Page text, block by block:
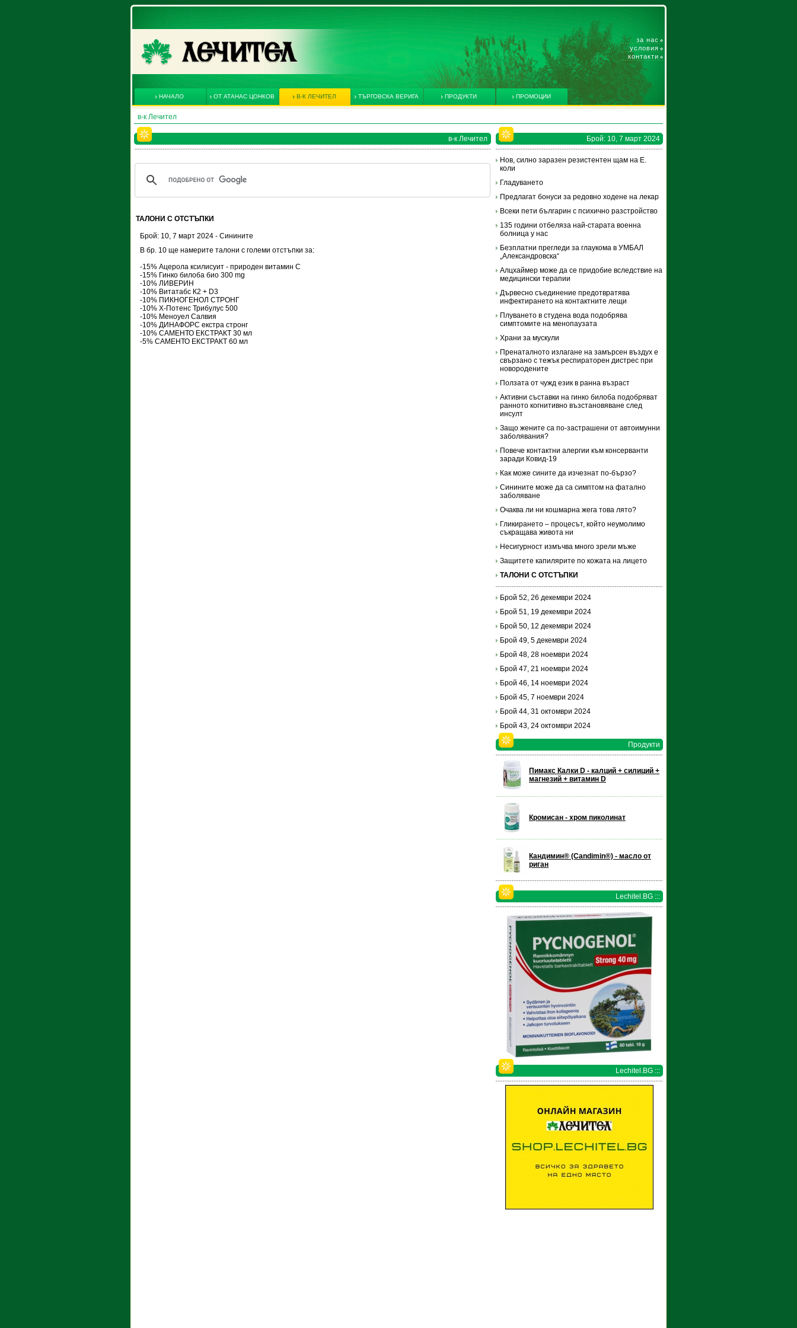
за нас
условия
контакти
НАЧАЛО ОТ АТАНАС ЦОНКОВ В-К ЛЕЧИТЕЛ ТЪРГОВСКА ВЕРИГА ПРОДУКТИ ПРОМОЦИИ
в-к Лечител
в-к Лечител
ТАЛОНИ С ОТСТЪПКИ
Брой: 10, 7 март 2024 - Синините
В бр. 10 ще намерите талони с големи отстъпки за:
-15% Ацерола ксилисуит - природен витамин С
-15% Гинко билоба био 300 mg
-10% ЛИВЕРИН
-10% Витатабс К2 + D3
-10% ПИКНОГЕНОЛ СТРОНГ
-10% Х-Потенс Трибулус 500
-10% Меноуел Салвия
-10% ДИНАФОРС екстра стронг
-10% САМЕНТО ЕКСТРАКТ 30 мл
-5% САМЕНТО ЕКСТРАКТ 60 мл
Брой: 10, 7 март 2024
Нов, силно заразен резистентен щам на Е.
коли
Гладуването
Предлагат бонуси за редовно ходене на лекар
Всеки пети българин с психично разстройство
135 години отбеляза най-старата военна
болница у нас
Безплатни прегледи за глаукома в УМБАЛ
„Александровска“
Алцхаймер може да се придобие вследствие на
медицински терапии
Дървесно съединение предотвратява
инфектирането на контактните лещи
Плуването в студена вода подобрява
симптомите на менопаузата
Храни за мускули
Пренаталното излагане на замърсен въздух е
свързано с тежък респираторен дистрес при
новородените
Ползата от чужд език в ранна възраст
Активни съставки на гинко билоба подобряват
ранното когнитивно възстановяване след
инсулт
Защо жените са по-застрашени от автоимунни
заболявания?
Повече контактни алергии към консерванти
заради Ковид-19
Как може сините да изчезнат по-бързо?
Синините може да са симптом на фатално
заболяване
Очаква ли ни кошмарна жега това лято?
Гликирането – процесът, който неумолимо
съкращава живота ни
Несигурност измъчва много зрели мъже
Защитете капилярите по кожата на лицето
ТАЛОНИ С ОТСТЪПКИ
Брой 52, 26 декември 2024
Брой 51, 19 декември 2024
Брой 50, 12 декември 2024
Брой 49, 5 декември 2024
Брой 48, 28 ноември 2024
Брой 47, 21 ноември 2024
Брой 46, 14 ноември 2024
Брой 45, 7 ноември 2024
Брой 44, 31 октомври 2024
Брой 43, 24 октомври 2024
Продукти
Пимакс Калки D - калций + силиций +
магнезий + витамин D
Кромисан - хром пиколинат
Кандимин® (Candimin®) - масло от
риган
Lechitel.BG :::
Lechitel.BG :::